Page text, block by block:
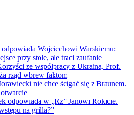
Wojciechowi Warskiemu:
przy stole, ale traci zaufanie
ze współpracy z Ukrainą. Prof.
rząd wbrew faktom
nie chce ścigać się z Braunem.
odpowiada w „Rz” Janowi Rokicie.
na grilla?”